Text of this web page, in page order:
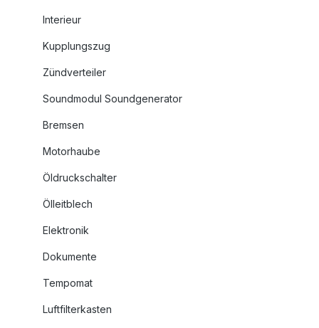
Interieur
Kupplungszug
Zündverteiler
Soundmodul Soundgenerator
Bremsen
Motorhaube
Öldruckschalter
Ölleitblech
Elektronik
Dokumente
Tempomat
Luftfilterkasten